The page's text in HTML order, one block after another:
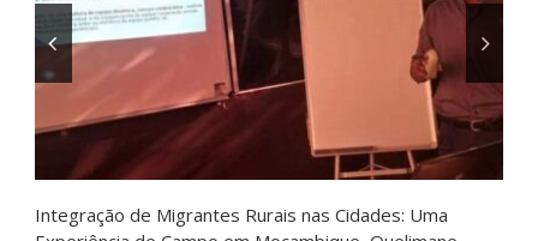
Integração de Migrantes Rurais nas Cidades: Uma